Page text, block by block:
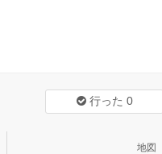
行った 0
地図